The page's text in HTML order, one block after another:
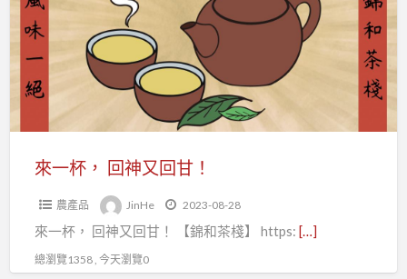
回
神
又
來一杯， 回神又回甘！
農產品 JinHe 2023-08-28
來一杯， 回神又回甘！ 【錦和茶棧】 https: […]
總瀏覽1358 , 今天瀏覽0